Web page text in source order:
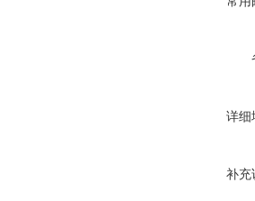
详细
补充